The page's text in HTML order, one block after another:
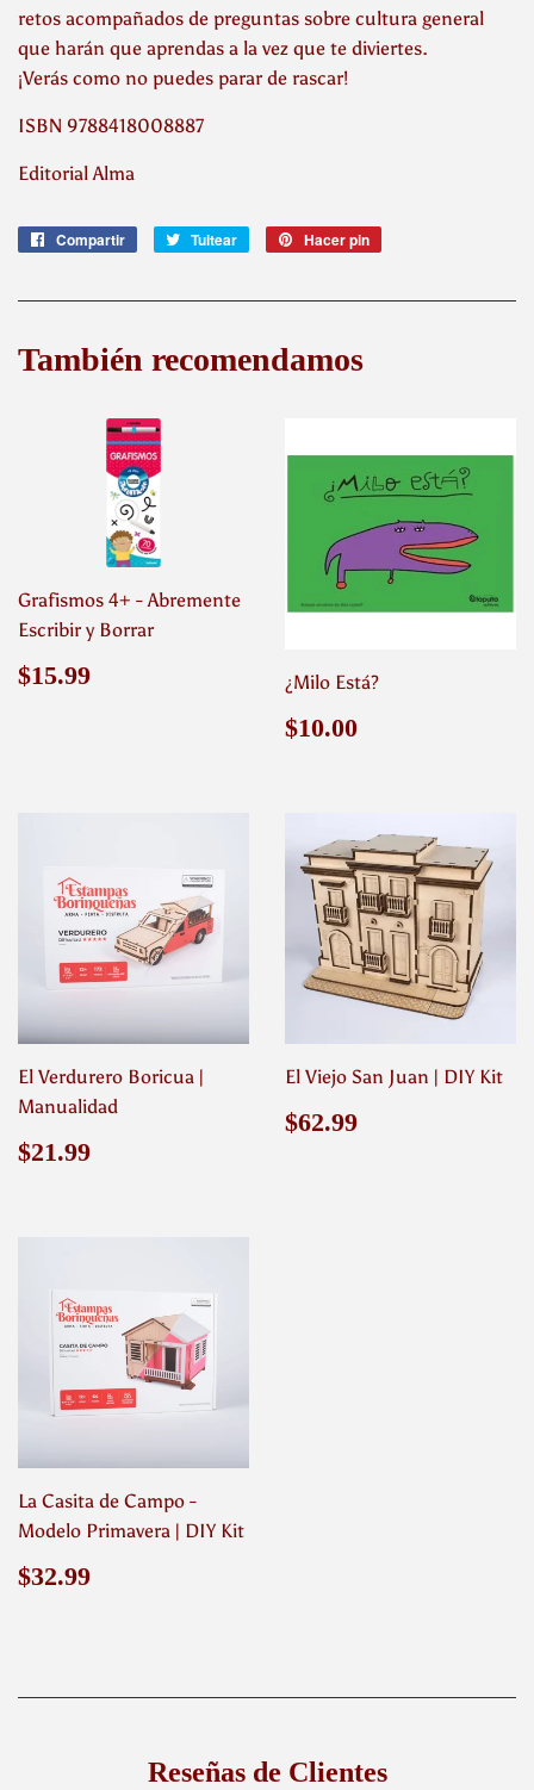
retos acompañados de preguntas sobre cultura general
que harán que aprendas a la vez que te diviertes.
¡Verás como no puedes parar de rascar!
ISBN 9788418008887
Editorial Alma
Compartir
CompartirTuitear
Tuitear Hacer pin
También recomendamos
Grafismos 4+ - Abremente
Escribir y Borrar
Precio
$15.99 ¿Milo Está?
Precio
$10.00
El Verdurero Boricua |
Manualidad
Precio
$21.99
El Viejo San Juan | DIY Kit
Precio
$62.99
La Casita de Campo -
Modelo Primavera | DIY Kit
Precio
$32.99
Reseñas de Clientes